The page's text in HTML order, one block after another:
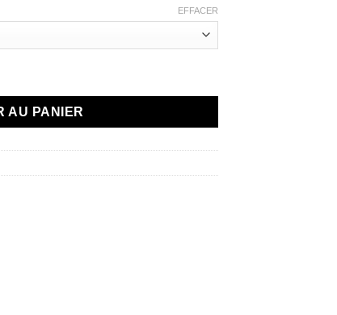
EFFACER
AU PANIER